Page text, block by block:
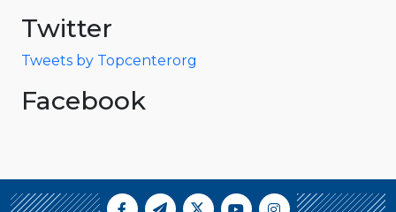
Twitter
Tweets by Topcenterorg
Facebook